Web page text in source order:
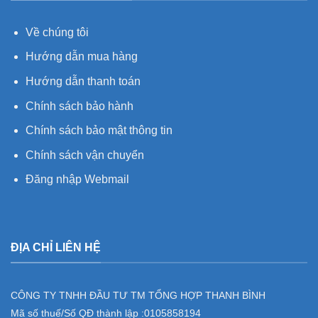
Về chúng tôi
Hướng dẫn mua hàng
Hướng dẫn thanh toán
Chính sách bảo hành
Chính sách bảo mật thông tin
Chính sách vận chuyển
Đăng nhập Webmail
ĐỊA CHỈ LIÊN HỆ
CÔNG TY TNHH ĐẦU TƯ TM TỔNG HỢP THANH BÌNH
Mã số thuế/Số QĐ thành lập :0105858194